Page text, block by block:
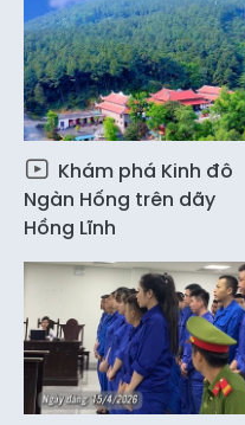
Khám phá Kinh đô
Ngàn Hống trên dãy
Hồng Lĩnh